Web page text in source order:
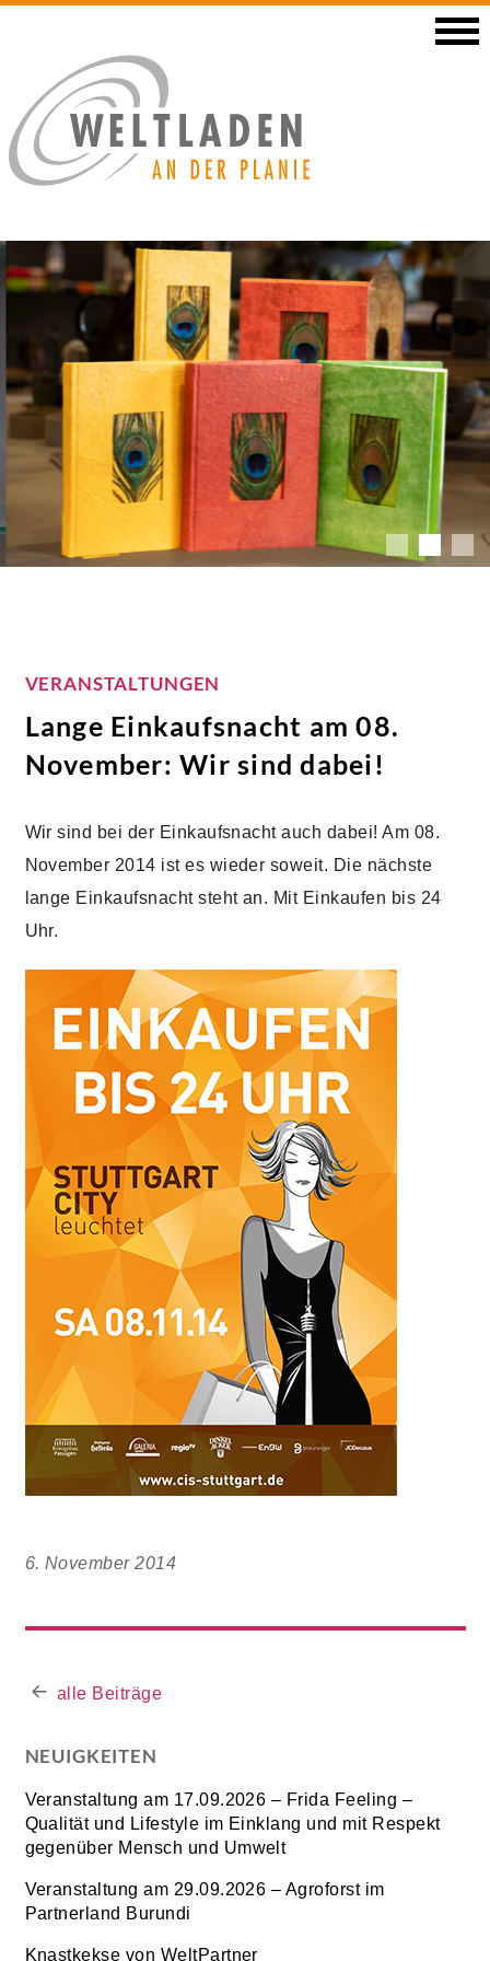
VERANSTALTUNGEN
Lange Einkaufsnacht am 08.
November: Wir sind dabei!
Wir sind bei der Einkaufsnacht auch dabei! Am 08.
November 2014 ist es wieder soweit. Die nächste
lange Einkaufsnacht steht an. Mit Einkaufen bis 24
Uhr.
6. November 2014
alle Beiträge
NEUIGKEITEN
Veranstaltung am 17.09.2026 – Frida Feeling –
Qualität und Lifestyle im Einklang und mit Respekt
gegenüber Mensch und Umwelt
Veranstaltung am 29.09.2026 – Agroforst im
Partnerland Burundi
Knastkekse von WeltPartner